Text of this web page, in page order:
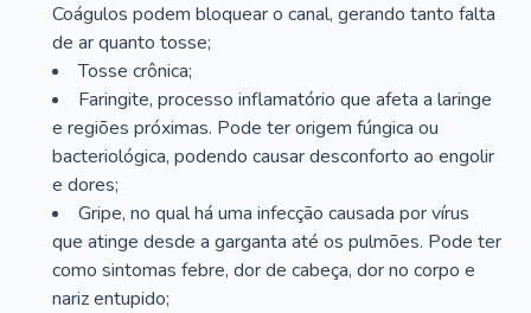
Coágulos podem bloquear o canal, gerando tanto falta
de ar quanto tosse;
Tosse crônica;
Faringite, processo inflamatório que afeta a laringe
e regiões próximas. Pode ter origem fúngica ou
bacteriológica, podendo causar desconforto ao engolir
e dores;
Gripe, no qual há uma infecção causada por vírus
que atinge desde a garganta até os pulmões. Pode ter
como sintomas febre, dor de cabeça, dor no corpo e
nariz entupido;